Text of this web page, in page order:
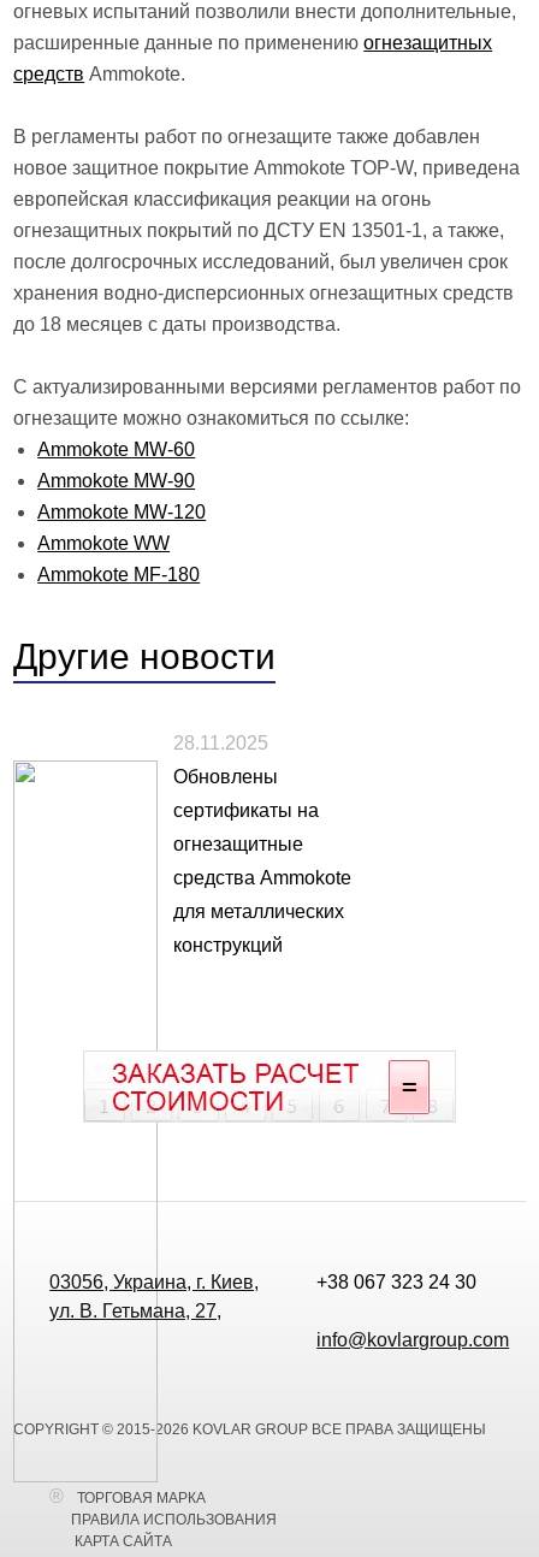
огневых испытаний позволили внести дополнительные,
расширенные данные по применениюогнезащитных
средств Ammokote.
В регламенты работ по огнезащите также добавлен
новое защитное покрытие Ammokote TOP-W, приведена
европейская классификация реакции на огонь
огнезащитных покрытий по ДСТУ EN 13501-1, а также,
после долгосрочных исследований, был увеличен срок
хранения водно-дисперсионных огнезащитных средств
до 18 месяцев с даты производства.
С актуализированными версиями регламентов работ по
огнезащите можно ознакомиться по ссылке:
Ammokote MW-60
Ammokote MW-90
Ammokote MW-120
Ammokote WW
Ammokote MF-180
Другие новости
28.11.2025
Обновлены
сертификаты на
огнезащитные
средства Ammokote
для металлических
конструкций
03056, Украина, г. Киев,
ул. В. Гетьмана, 27,
+38 067 323 24 30
info@kovlargroup.com
COPYRIGHT © 2015-2026 KOVLAR GROUP ВСЕ ПРАВА ЗАЩИЩЕНЫ
ТОРГОВАЯ МАРКА
ПРАВИЛА ИСПОЛЬЗОВАНИЯ
КАРТА САЙТА